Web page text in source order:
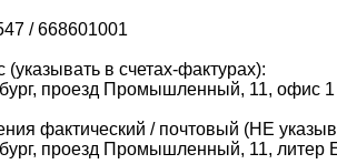
/ 668601001
в счетах-фактурах):
проезд Промышленный, 11, офис 1
фактический / почтовый (НЕ
проезд Промышленный, 11, литер